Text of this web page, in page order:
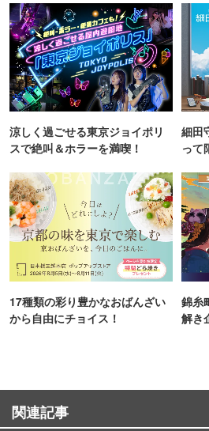
涼しく過ごせる東京ジョイポリ
スで絶叫＆ホラーを満喫！
細田
って
17種類の彩り豊かなおばんざい
から自由にチョイス！
錦糸
解き
関連記事